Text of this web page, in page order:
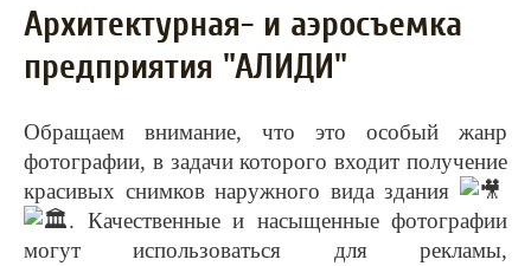
Архитектурная- и аэросъемка
предприятия "АЛИДИ"
Обращаем внимание, что это особый жанр
фотографии, в задачи которого входит получение
красивых снимков наружного вида здания
. Качественные и насыщенные фотографии
могут использоваться для рекламы,